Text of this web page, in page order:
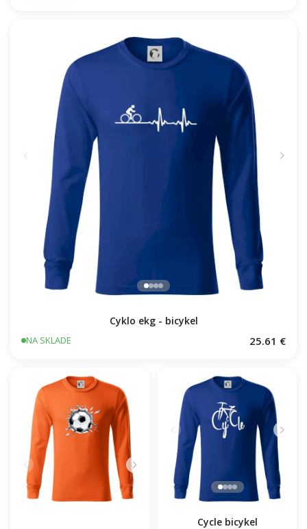
Cyklo ekg - bicykel
NA SKLADE 25.61 €
Cycle bicykel